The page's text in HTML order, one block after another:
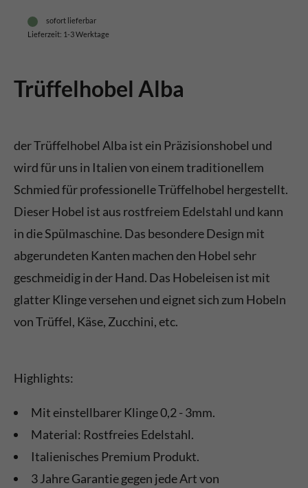
sofort lieferbar
Lieferzeit: 1-3 Werktage
Trüffelhobel Alba
der Trüffelhobel Alba ist ein Präzisionshobel und
wird für uns in Italien von einem traditionellem
Schmied für professionelle Trüffelhobel hergestellt.
Dieser Hobel ist aus rostfreiem Edelstahl und kann
in die Spülmaschine. Das besondere Design mit
abgerundeten Kanten machen den Hobel sehr
geschmeidig in der Hand. Das Hobeleisen ist mit
glatter Klinge versehen und eignet sich zum Hobeln
von Trüffel, Käse, Zucchini, etc.
Highlights:
Mit einstellbarer Klinge 0,2 - 3mm.
Material: Rostfreies Edelstahl.
Italienisches Premium Produkt.
3 Jahre Garantie gegen jede Art von